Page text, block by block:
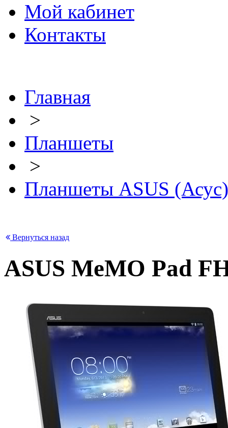
Мой кабинет
Контакты
Главная
>
Планшеты
>
Планшеты ASUS (Асус)
Вернуться назад
ASUS MeMO Pad